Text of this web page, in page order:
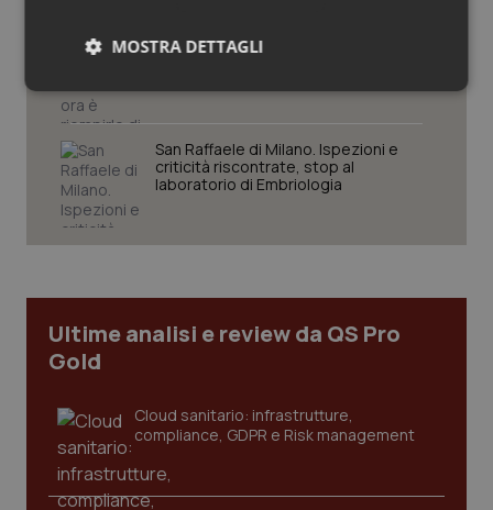
Tumori del Polmone & Testa Collo
Tumori gastrointestinali
Ulcera & Reflusso
Vaccini
Case di comunità. La sfida ora è
San Raffaele di Milano. Ispezioni e
criticità riscontrate, stop al
laboratorio di Embriologia
Ultime analisi e review da QS Pro
Gold
Cloud sanitario: infrastrutture,
compliance, GDPR e Risk management
MOSTRA DETTAGLI
Necessari Statistici Marketing
Necessari Statistici Marketing
navigazione sulle pagine e l'accesso alle aree
protette del sito. Il sito web non è in grado di
funzionare correttamente senza questi cookie.
VISITOR_PRIVACY_METADATA
YouTube
.youtube.com